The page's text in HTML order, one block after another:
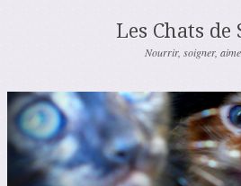
Les Chats de
Nourrir, soigner,